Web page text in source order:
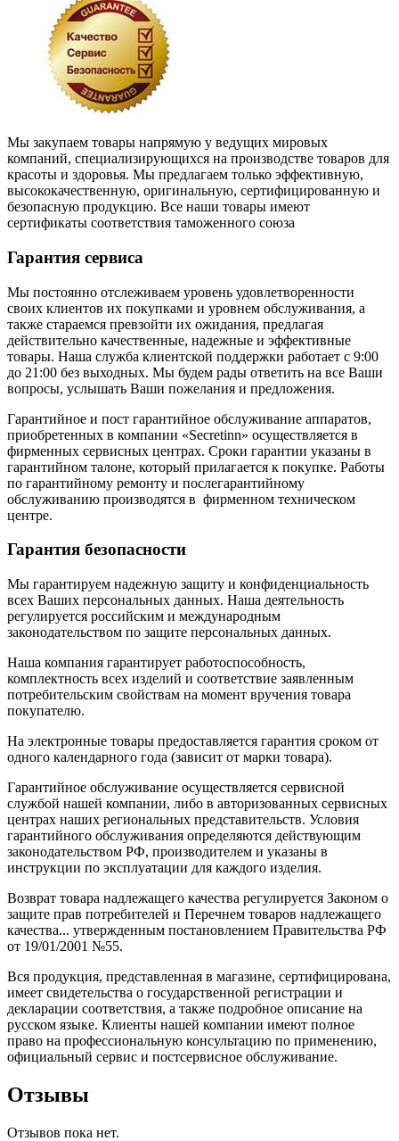
Мы закупаем товары напрямую у ведущих мировых
компаний, специализирующихся на производстве товаров для
красоты и здоровья. Мы предлагаем только эффективную,
высококачественную, оригинальную, сертифицированную и
безопасную продукцию. Все наши товары имеют
сертификаты соответствия таможенного союза
Гарантия сервиса
Мы постоянно отслеживаем уровень удовлетворенности
своих клиентов их покупками и уровнем обслуживания, а
также стараемся превзойти их ожидания, предлагая
действительно качественные, надежные и эффективные
товары. Наша служба клиентской поддержки работает с 9:00
до 21:00 без выходных. Мы будем рады ответить на все Ваши
вопросы, услышать Ваши пожелания и предложения.
Гарантийное и пост гарантийное обслуживание аппаратов,
приобретенных в компании «Secretinn» осуществляется в
фирменных сервисных центрах. Сроки гарантии указаны в
гарантийном талоне, который прилагается к покупке. Работы
по гарантийному ремонту и послегарантийному
обслуживанию производятся в фирменном техническом
центре.
Гарантия безопасности
Мы гарантируем надежную защиту и конфиденциальность
всех Ваших персональных данных. Наша деятельность
регулируется российским и международным
законодательством по защите персональных данных.
Наша компания гарантирует работоспособность,
комплектность всех изделий и соответствие заявленным
потребительским свойствам на момент вручения товара
покупателю.
На электронные товары предоставляется гарантия сроком от
одного календарного года (зависит от марки товара).
Гарантийное обслуживание осуществляется сервисной
службой нашей компании, либо в авторизованных сервисных
центрах наших региональных представительств. Условия
гарантийного обслуживания определяются действующим
законодательством РФ, производителем и указаны в
инструкции по эксплуатации для каждого изделия.
Возврат товара надлежащего качества регулируется Законом о
защите прав потребителей и Перечнем товаров надлежащего
качества... утвержденным постановлением Правительства РФ
от 19/01/2001 №55.
Вся продукция, представленная в магазине, сертифицирована,
имеет свидетельства о государственной регистрации и
декларации соответствия, а также подробное описание на
русском языке. Клиенты нашей компании имеют полное
право на профессиональную консультацию по применению,
официальный сервис и постсервисное обслуживание.
Отзывы
Отзывов пока нет.